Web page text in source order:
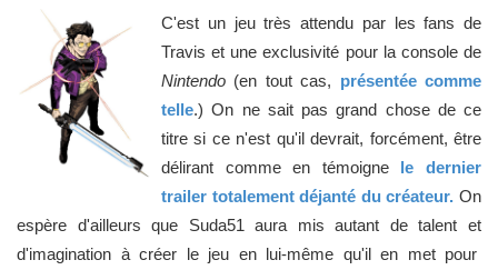
C'est un jeu très attendu par les fans de
Travis et une exclusivité pour la console de
Nintendo (en tout cas, présentée comme
telle.) On ne sait pas grand chose de ce
titre si ce n'est qu'il devrait, forcément, être
délirant comme en témoignele dernier
trailer totalement déjanté du créateur. On
espère d'ailleurs que Suda51 aura mis autant de talent et
d'imagination à créer le jeu en lui-même qu'il en met pour